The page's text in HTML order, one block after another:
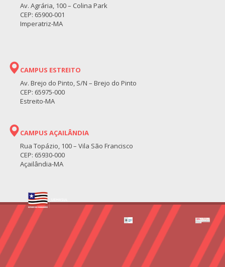
Av. Agrária, 100 – Colina Park
CEP: 65900-001
Imperatriz-MA
CAMPUS ESTREITO
Av. Brejo do Pinto, S/N – Brejo do Pinto
CEP: 65975-000
Estreito-MA
CAMPUS AÇAILÂNDIA
Rua Topázio, 100 – Vila São Francisco
CEP: 65930-000
Açailândia-MA